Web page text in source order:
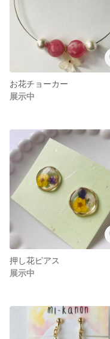
お花チョーカー
展示中
押し花ピアス
展示中